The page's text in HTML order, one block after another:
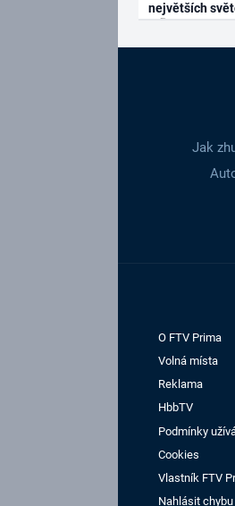
největších
Jak
O FTV Prima
Volná místa
Reklama
HbbTV
Podmínky
Cookies
Vlastník FTV
Nahlásit chybu